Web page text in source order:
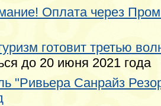
Оплата через
готовит третью
до 20 июня 2021 года
"Ривьера Санрайз